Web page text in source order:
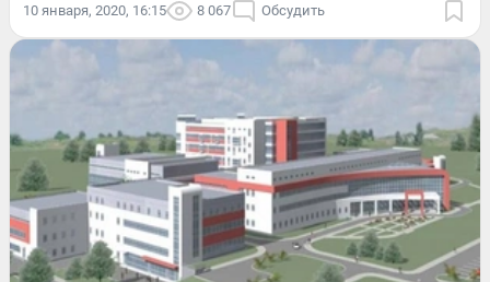
10 января, 2020, 16:15 8 067 Обсудить